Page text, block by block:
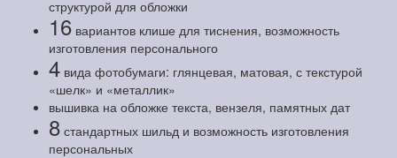
структурой для обложки
16 вариантов клише для тиснения, возможность
изготовления персонального
4 вида фотобумаги: глянцевая, матовая, с текстурой
«шелк» и «металлик»
вышивка на обложке текста, вензеля, памятных дат
8 стандартных шильд и возможность изготовления
персональных